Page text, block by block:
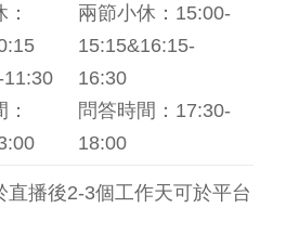
兩節小休：15:00-
15:15&16:15-
16:30
問答時間：17:30-
18:00
直播後2-3個工作天可於平台